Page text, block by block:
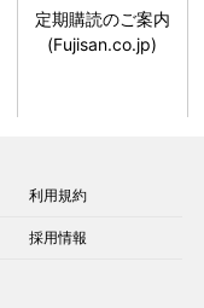
定期購読のご案内
(Fujisan.co.jp)
利用規約
採用情報